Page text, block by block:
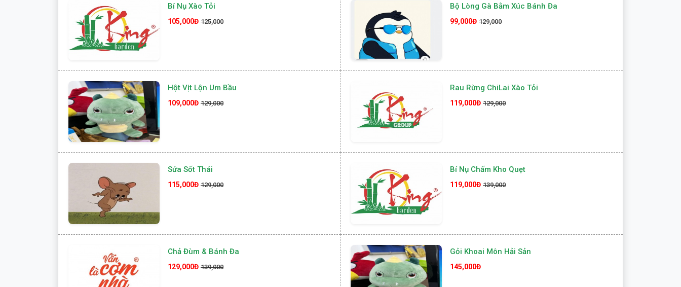
Bí Nụ Xào Tỏi
105,000Đ 125,000
Bộ Lòng Gà Bằm Xúc Bánh Đa
99,000Đ 129,000
Hột Vịt Lộn Um Bầu
109,000Đ 129,000
Rau Rừng ChiLai Xào Tỏi
119,000Đ 129,000
Sứa Sốt Thái
115,000Đ 129,000
Bí Nụ Chấm Kho Quẹt
119,000Đ 139,000
Chả Đùm & Bánh Đa
129,000Đ 139,000
Gỏi Khoai Môn Hải Sản
145,000Đ